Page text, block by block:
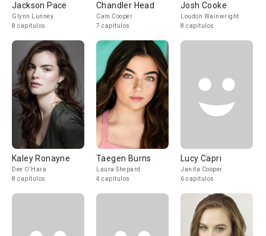
Jackson Pace
Glynn Lunney
8 capítulos
Chandler Head
Cam Cooper
7 capítulos
Josh Cooke
Loudon Wainwright
8 capítulos
Kaley Ronayne
Dee O'Hara
8 capítulos
Taegen Burns
Laura Shepard
4 capítulos
Lucy Capri
Janita Cooper
6 capítulos